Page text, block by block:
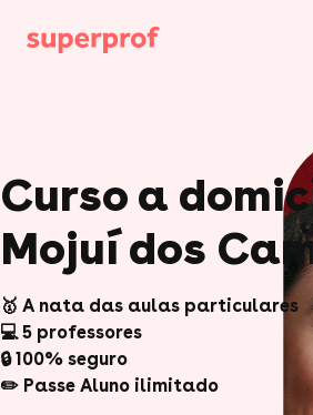
Curso a
Mojuí dos
🥇 A nata das aulas particulares
💻 5 professores
🔒 100% seguro
✏️ Passe Aluno ilimitado